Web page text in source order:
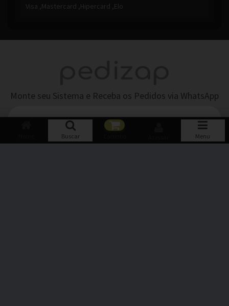
Buscar Menu
Visa ,Mastercard ,Hipercard ,Elo
Monte seu Sistema e Receba os Pedidos via WhatsApp
TENHA UM SISTEMA IGUAL A ESTE!